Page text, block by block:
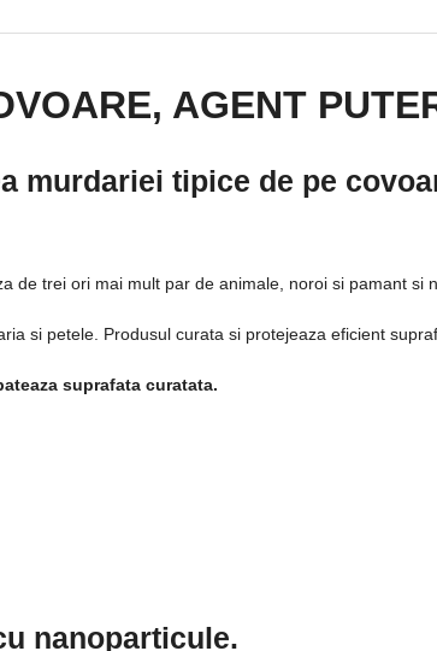
AGENT
murdariei tipice de pe
de trei ori mai mult par de animale, noroi si pamant si
si petele. Produsul curata si protejeaza eficient
suprafata curatata.
nanoparticule.